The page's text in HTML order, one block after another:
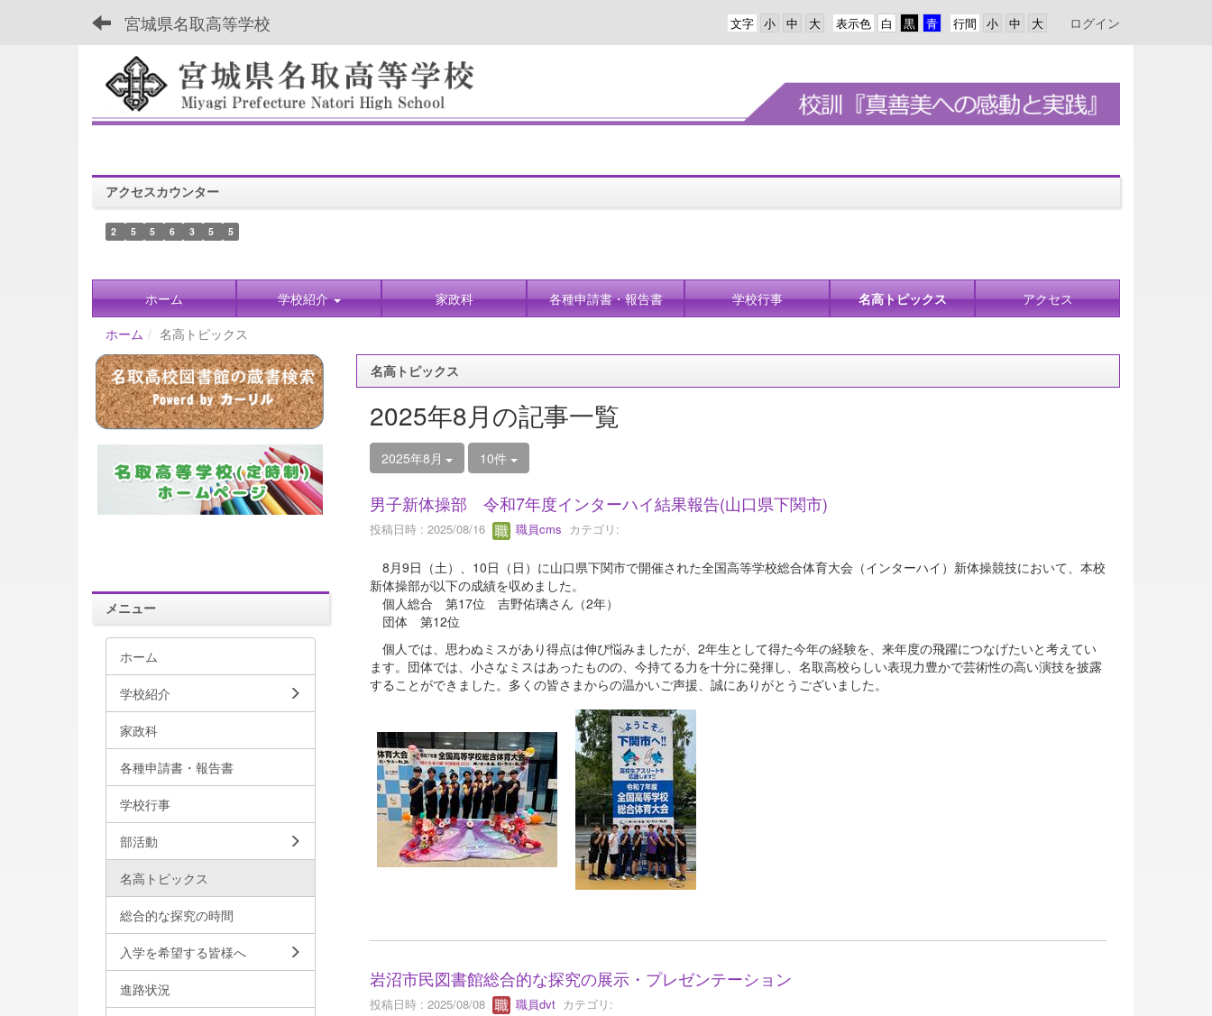
宮城県名取高等学校 行間
表示色
文字 ログイン
アクセスカウンター
2 5 5 6 3 5 5
ホーム 学校紹介 家政科 各種申請書・報告書 学校行事 名高トピックス
アクセス
ホーム
名高トピックス
名高トピックス
2025年8月の記事一覧
2025年8月 10件
男子新体操部 令和7年度インターハイ結果報告(山口県下関市)
投稿日時 : 2025/08/16 職員cms カテゴリ:
8月9日（土）、10日（日）に山口県下関市で開催された全国高等学校総合体育大会（インターハイ）新体操競技において、本校
新体操部が以下の成績を収めました。
個人総合 第17位 吉野佑璃さん（2年）
団体 第12位
個人では、思わぬミスがあり得点は伸び悩みましたが、2年生として得た今年の経験を、来年度の飛躍につなげたいと考えてい
ます。団体では、小さなミスはあったものの、今持てる力を十分に発揮し、名取高校らしい表現力豊かで芸術性の高い演技を披露
することができました。多くの皆さまからの温かいご声援、誠にありがとうございました。
岩沼市民図書館総合的な探究の展示・プレゼンテーション
投稿日時 : 2025/08/08 職員dvtカテゴリ:
メニュー
ホーム
学校紹介
家政科
各種申請書・報告書
学校行事
部活動
名高トピックス
総合的な探究の時間
入学を希望する皆様へ
進路状況